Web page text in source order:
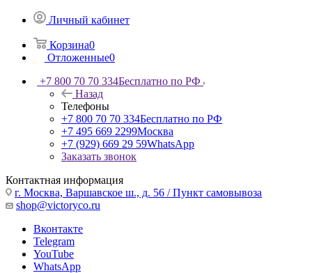
Личный кабинет
Корзина0
Отложенные0
+7 800 70 70 334Бесплатно по РФ
Назад
Телефоны
+7 800 70 70 334Бесплатно по РФ
+7 495 669 2299Москва
+7 (929) 669 29 59WhatsApp
Заказать звонок
Контактная информация
г. Москва, Варшавское ш., д. 56 / Пункт самовывоза
shop@victoryco.ru
Вконтакте
Telegram
YouTube
WhatsApp